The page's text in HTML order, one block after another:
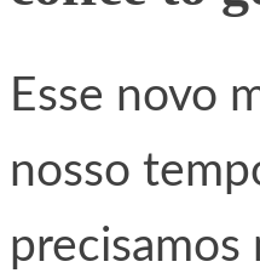
Esse novo
nosso
precisamos